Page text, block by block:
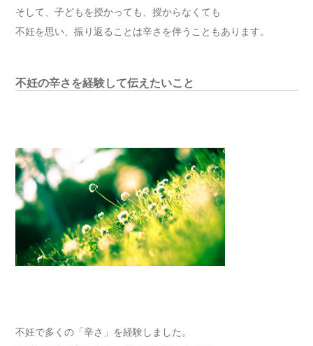
そして、子どもを授かっても、授からなくても
不妊を思い、振り返ることは辛さを伴うこともあります。
不妊の辛さを経験して伝えたいこと
不妊で多くの「辛さ」を経験しました。